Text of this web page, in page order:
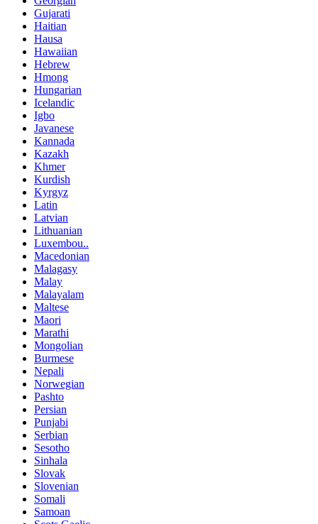
Gujarati
Haitian
Hausa
Hawaiian
Hebrew
Hmong
Hungarian
Icelandic
Igbo
Javanese
Kannada
Kazakh
Khmer
Kurdish
Kyrgyz
Latin
Latvian
Lithuanian
Luxembou..
Macedonian
Malagasy
Malay
Malayalam
Maltese
Maori
Marathi
Mongolian
Burmese
Nepali
Norwegian
Pashto
Persian
Punjabi
Serbian
Sesotho
Sinhala
Slovak
Slovenian
Somali
Samoan